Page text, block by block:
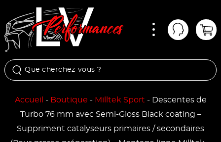
Mon
Accueil - Boutique - Milltek Sport - Descentes de
Turbo 76 mm avec Semi-Gloss Black coating –
Suppriment catalyseurs primaires / secondaires